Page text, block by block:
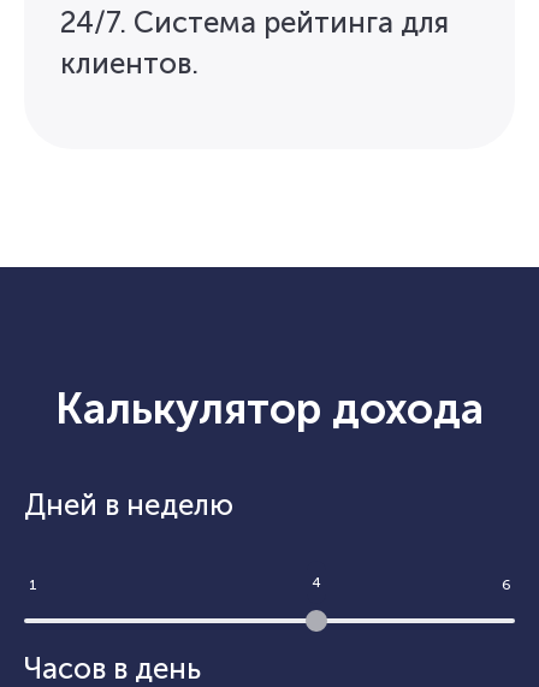
24/7. Система рейтинга для
клиентов.
Калькулятор дохода
Дней в неделю
4
1 6
Часов в день